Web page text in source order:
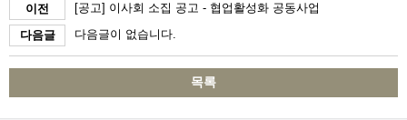
이전
[공고] 이사회 소집 공고 - 협업활성화 공동사업
다음글
다음글이 없습니다.
목록